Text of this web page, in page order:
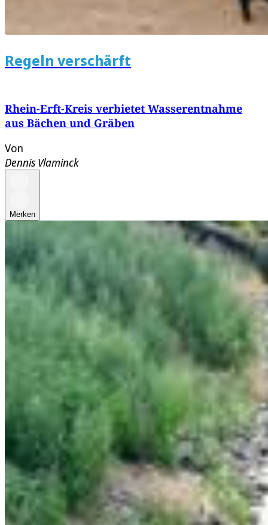
Regeln verschärft
Rhein-Erft-Kreis verbietet Wasserentnahme
aus Bächen und Gräben
Von
Dennis Vlaminck
Merken